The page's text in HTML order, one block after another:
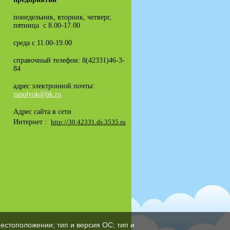
понедельник, вторник, четверг,
пятница с 8.00-17.00
среда с 11.00-19.00
справочный телефон: 8(42331)46-3-
84
адрес электронной почты:
topolyok@bk.ru
Адрес сайта в сети
Интернет : http://30.42331.ds.3535.ru
тип и версия ОС; тип и